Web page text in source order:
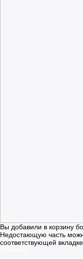
Вы добавили в корзину
Недостающую часть
соответствующей